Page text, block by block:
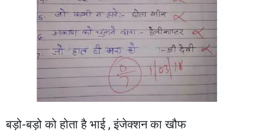
बड़ो-बड़ो को होता है भाई , इंजेक्शन का खौफ